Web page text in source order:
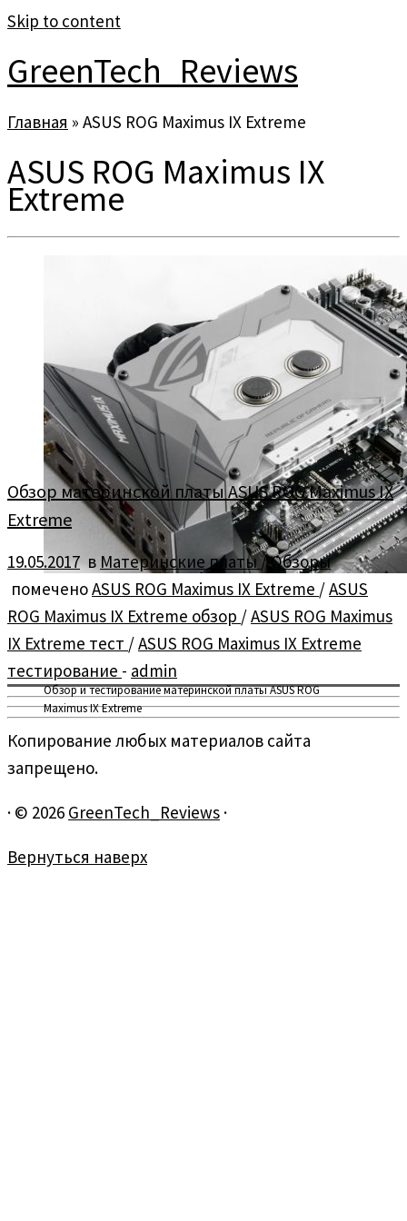
Skip to content
GreenTech_Reviews
Главная » ASUS ROG Maximus IX Extreme
ASUS ROG Maximus IX
Extreme
Обзор и тестирование материнской платы ASUS ROG
Maximus IX Extreme
Обзор материнской платы ASUS ROG Maximus IX
Extreme
19.05.2017в Материнские платы /Обзоры
помеченоASUS ROG Maximus IX Extreme /ASUS
ROG Maximus IX Extreme обзор /ASUS ROG Maximus
IX Extreme тест /ASUS ROG Maximus IX Extreme
тестирование - admin
Копирование любых материалов сайта
запрещено.
· © 2026 GreenTech_Reviews ·
Вернуться наверх